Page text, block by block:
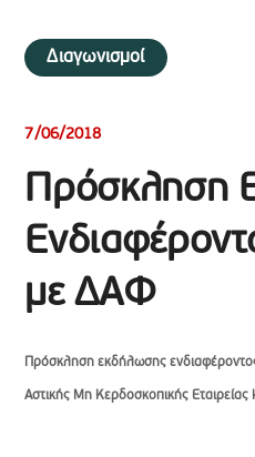
Διαγωνισμοί
7/06/2018
Πρόσκληση
με ΔΑΦ
Πρόσκληση εκδήλωσης
Αστικής Μη Κερδοσκοπικής